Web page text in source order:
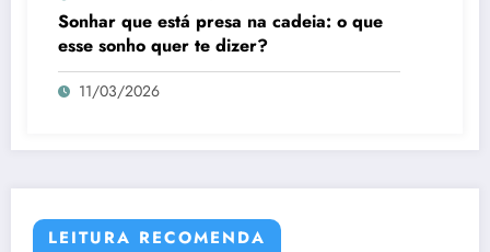
Sonhar que está presa na cadeia: o que
esse sonho quer te dizer?
11/03/2026
LEITURA RECOMENDA